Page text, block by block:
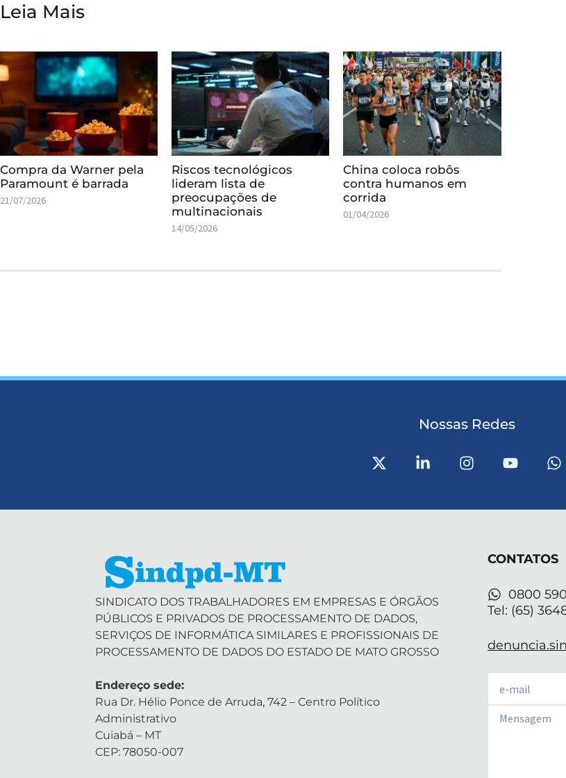
Leia Mais
Compra da Warner pela
Paramount é barrada
21/07/2026
Riscos tecnológicos
lideram lista de
preocupações de
multinacionais
14/05/2026
China coloca robôs
contra humanos em
corrida
01/04/2026
Nossas Redes
X
-
L
i
i
n
I
n
Y
o
e
W
h
p
p
SINDICATO DOS TRABALHADORES EM EMPRESAS E ÓRGÃOS
PÚBLICOS E PRIVADOS DE PROCESSAMENTO DE DADOS,
SERVIÇOS DE INFORMÁTICA SIMILARES E PROFISSIONAIS DE
PROCESSAMENTO DE DADOS DO ESTADO DE MATO GROSSO
Endereço sede:
Rua Dr. Hélio Ponce de Arruda, 742 – Centro Político
Administrativo
Cuiabá – MT
CEP: 78050-007
CONTATOS
0800
Tel: (65)
Email